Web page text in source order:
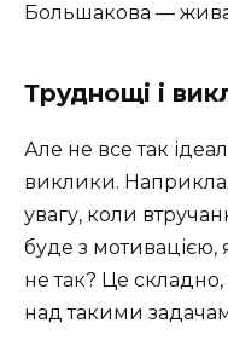
Большакова —
Труднощі і
Але не все так
виклики.
увагу, коли
буде з
не так? Це
над такими